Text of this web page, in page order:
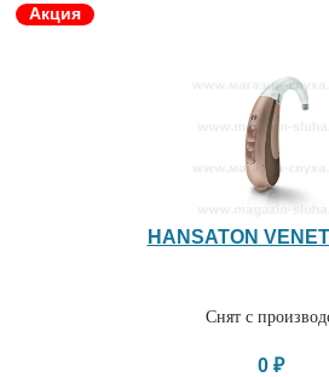
Акция
HANSATON
Снят с
0 ₽